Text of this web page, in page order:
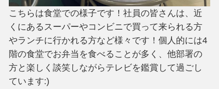
こちらは食堂での様子です！社員の皆さんは、近
くにあるスーパーやコンビニで買って来られる方
やランチに行かれる方など様々です！個人的には4
階の食堂でお弁当を食べることが多く、他部署の
方と楽しく談笑しながらテレビを鑑賞して過ごし
ています:)